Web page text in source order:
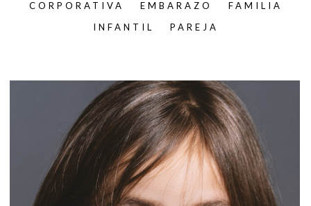
CORPORATIVA
EMBARAZO
FAMILIA
INFANTIL
PAREJA